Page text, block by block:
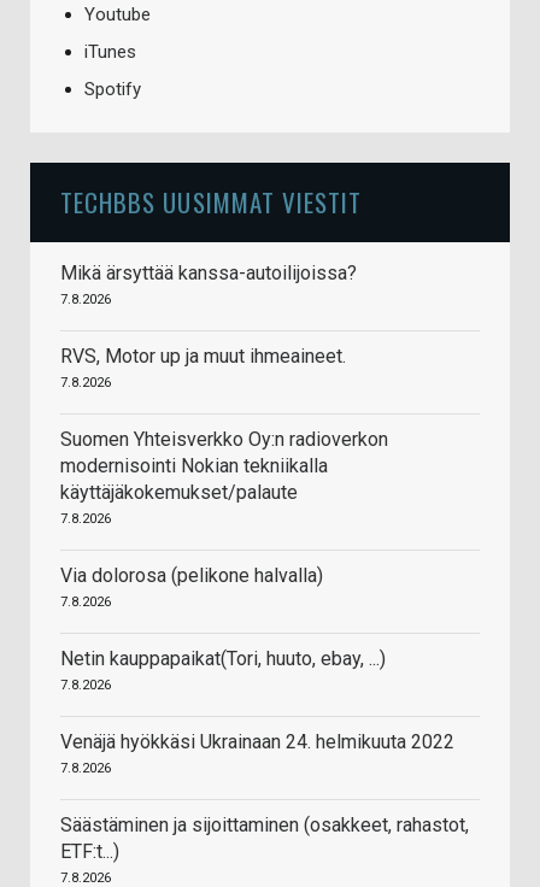
Youtube
iTunes
Spotify
TECHBBS UUSIMMAT VIESTIT
Mikä ärsyttää kanssa-autoilijoissa?
7.8.2026
RVS, Motor up ja muut ihmeaineet.
7.8.2026
Suomen Yhteisverkko Oy:n radioverkon
modernisointi Nokian tekniikalla
käyttäjäkokemukset/palaute
7.8.2026
Via dolorosa (pelikone halvalla)
7.8.2026
Netin kauppapaikat(Tori, huuto, ebay, ...)
7.8.2026
Venäjä hyökkäsi Ukrainaan 24. helmikuuta 2022
7.8.2026
Säästäminen ja sijoittaminen (osakkeet, rahastot,
ETF:t...)
7.8.2026